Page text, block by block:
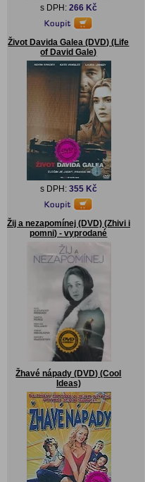
s DPH: 266 Kč
Život Davida Galea (DVD) (Life
of David Gale)
s DPH: 355 Kč
Žij a nezapomínej (DVD) (Zhivi i
pomni) - vyprodané
Žhavé nápady (DVD) (Cool
Ideas)